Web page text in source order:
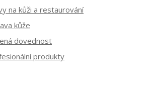
na kůži a restaurování
kůže
dovednost
produkty